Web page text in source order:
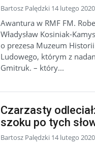
Bartosz Palędzki 14 lutego 2020
Awantura w RMF FM.
Władysław Kosiniak-
o prezesa Muzeum
Ludowego, którym z
Gmitruk. – który...
Czarzasty
szoku po tych
Bartosz Palędzki 14 lutego 2020